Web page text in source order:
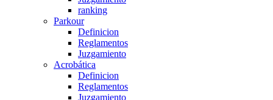
ranking
Parkour
Definicion
Reglamentos
Juzgamiento
Acrobática
Definicion
Reglamentos
Juzgamiento